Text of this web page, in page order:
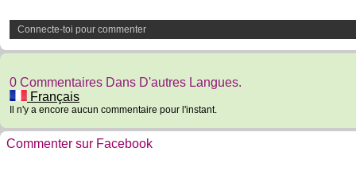
Connecte-toi pour commenter
0 Commentaires Dans D'autres Langues.
Français
Il n'y a encore aucun commentaire pour l'instant.
Commenter sur Facebook